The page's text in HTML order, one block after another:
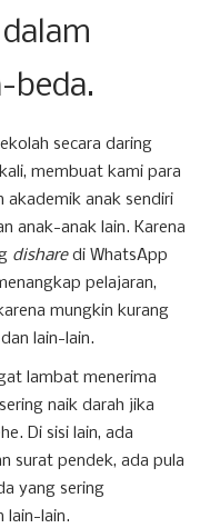
beda.
secara daring
membuat kami para
anak sendiri
anak-anak lain. Karena
disharedi WhatsApp
pelajaran,
mungkin kurang
lain-lain.
lambat menerima
naik darah jika
Di sisi lain, ada
surat pendek, ada pula
yang sering
lain-lain.